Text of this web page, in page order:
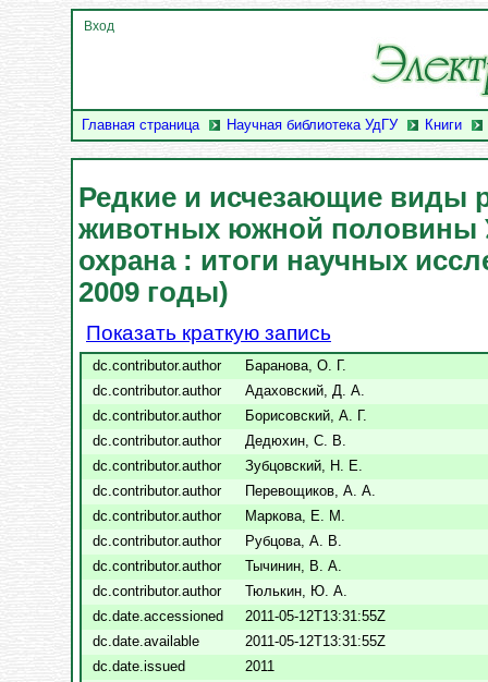
Главная страница Научная библиотека УдГУ Книги
Вход
Редкие и исчезающие виды
животных южной половины
охрана : итоги научных
2009 годы)
Показать краткую запись
dc.contributor.author
Баранова, О. Г.
dc.contributor.author
Адаховский, Д. А.
dc.contributor.author
Борисовский, А. Г.
dc.contributor.author
Дедюхин, С. В.
dc.contributor.author
Зубцовский, Н. Е.
dc.contributor.author
Перевощиков, А. А.
dc.contributor.author
Маркова, Е. М.
dc.contributor.author
Рубцова, А. В.
dc.contributor.author
Тычинин, В. А.
dc.contributor.author
Тюлькин, Ю. А.
dc.date.accessioned
2011-05-12T13:31:55Z
dc.date.available
2011-05-12T13:31:55Z
dc.date.issued
2011